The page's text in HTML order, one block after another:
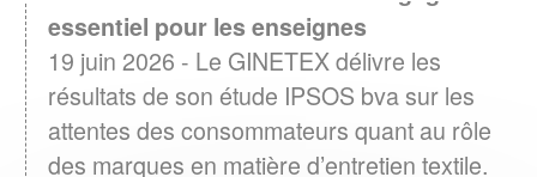
essentiel pour les enseignes
19 juin 2026 - Le GINETEX délivre les
résultats de son étude IPSOS bva sur les
attentes des consommateurs quant au rôle
des marques en matière d’entretien textile.